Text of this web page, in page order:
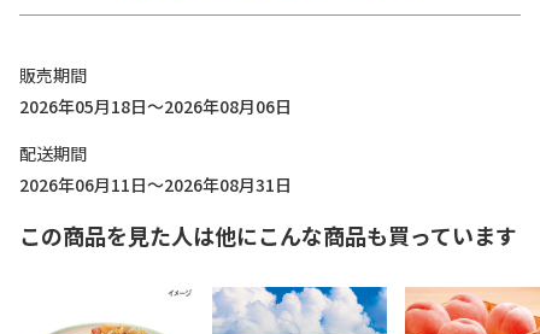
販売期間
2026年05月18日～2026年08月06日
配送期間
2026年06月11日～2026年08月31日
この商品を見た人は他にこんな商品も買っています